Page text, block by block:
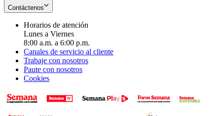
Contáctenos
Horarios de atención
Lunes a Viernes
8:00 a.m. a 6:00 p.m.
Canales de servicio al cliente
Trabaje con nosotros
Paute con nosotros
Cookies